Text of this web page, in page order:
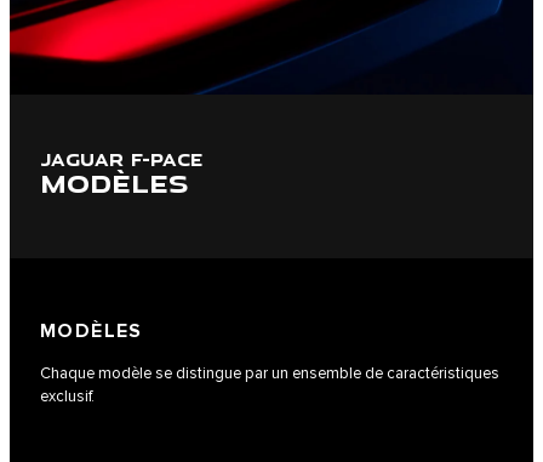
JAGUAR F-PACE
MODÈLES
MODÈLES
Chaque modèle se distingue par un ensemble de caractéristiques
exclusif.